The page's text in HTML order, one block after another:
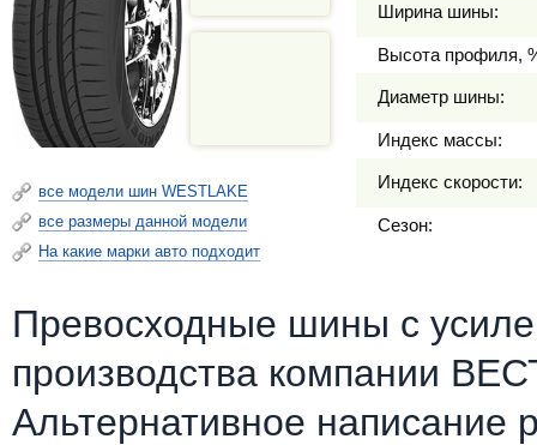
все модели шин WESTLAKE
все размеры данной модели
На какие марки авто подходит
Ширина шины:
Высота профиля,
Диаметр шины:
Индекс массы:
Индекс скорости:
Сезон:
Превосходные шины c
производства компании
Альтернативное написание